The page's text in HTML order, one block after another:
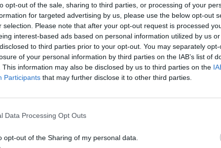
opt-out of the sale, sharing to third parties, or processing of your
for targeted advertising by us, please use the below opt-out
selection. Please note that after your opt-out request is processed
interest-based ads based on personal information utilized by us
to third parties prior to your opt-out. You may separately
of your personal information by third parties on the IAB’s list of
This information may also be disclosed by us to third parties on the
Participants that may further disclose it to other third parties.
Data Processing Opt Outs
opt-out of the Sharing of my personal data.
«ξεφεύγει» από τα καθαρά αθλητικά
δείχνει το κάτι διαφορετικό.
στη δημοπρασία των παπουτσιών του για τους
«παρασκήνιο» σχετικά με αυτά.